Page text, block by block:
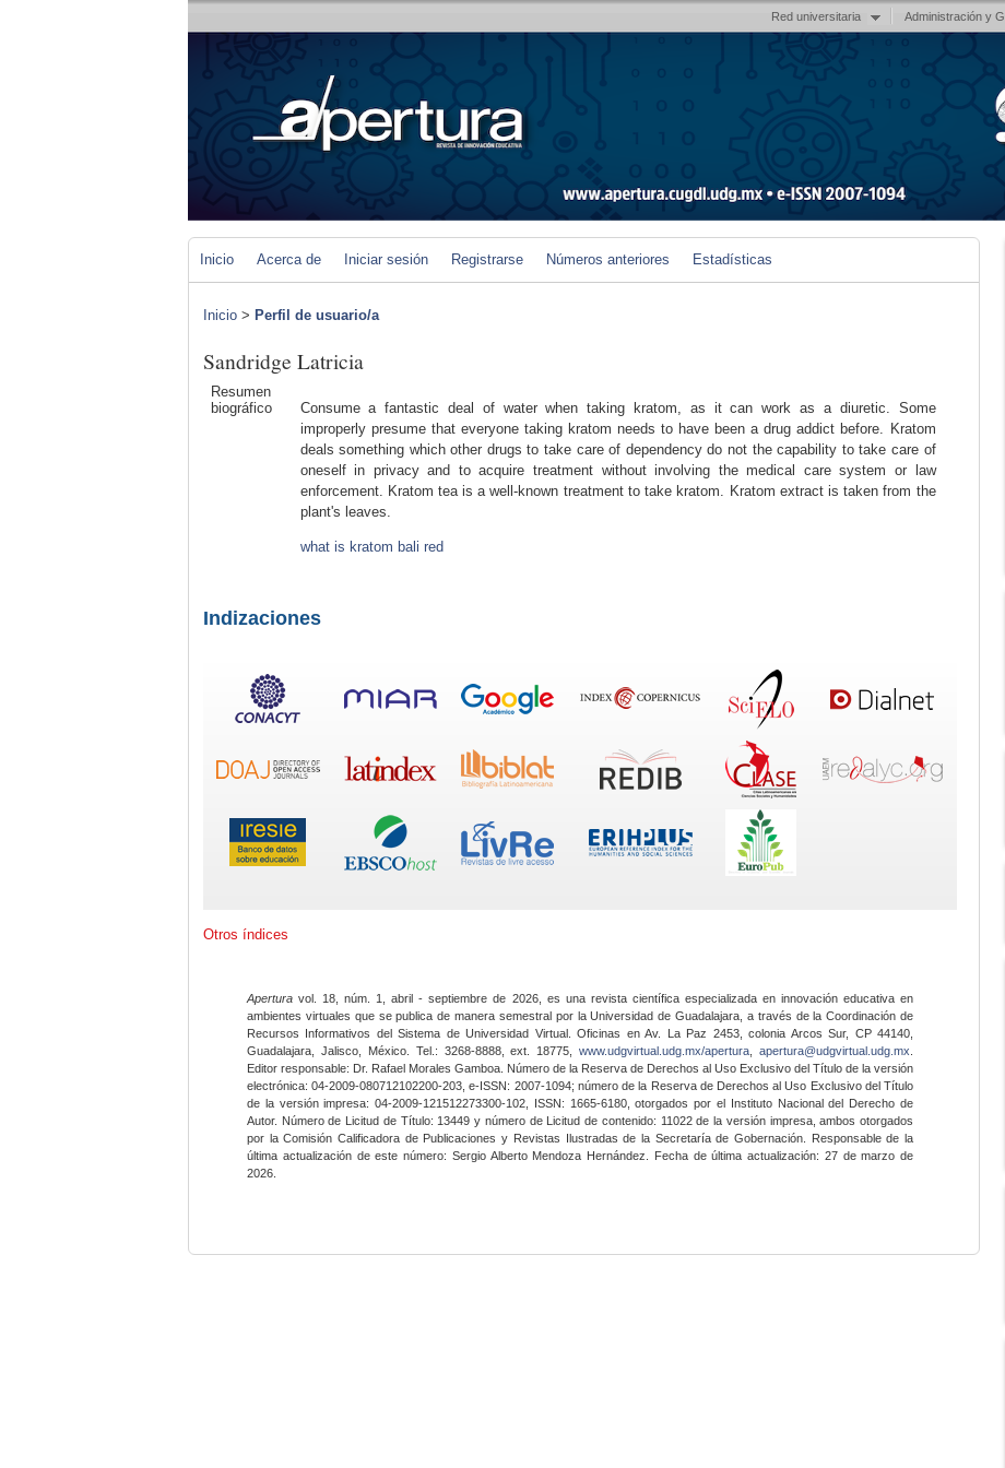
Red universitaria Administración y
Inicio Acerca de Iniciar sesión Registrarse Números anteriores Estadísticas
Inicio > Perfil de usuario/a
Sandridge Latricia
Resumen
biográfico
Consume a fantastic deal of water when taking kratom, as it can work as a diuretic. Some
improperly presume that everyone taking kratom needs to have been a drug addict before. Kratom
deals something which other drugs to take care of dependency do not the capability to take care of
oneself in privacy and to acquire treatment without involving the medical care system or law
enforcement. Kratom tea is a well-known treatment to take kratom. Kratom extract is taken from the
plant's leaves.
what is kratom bali red
Indizaciones
Otros índices
Apertura vol. 18, núm. 1, abril - septiembre de 2026, es una revista científica especializada en innovación educativa en
ambientes virtuales que se publica de manera semestral por la Universidad de Guadalajara, a través de la Coordinación de
Recursos Informativos del Sistema de Universidad Virtual. Oficinas en Av. La Paz 2453, colonia Arcos Sur, CP 44140,
Guadalajara, Jalisco, México. Tel.: 3268-8888, ext. 18775,www.udgvirtual.udg.mx/apertura apertura@udgvirtual.udg.mx
Editor responsable: Dr. Rafael Morales Gamboa. Número de la Reserva de Derechos al Uso Exclusivo del Título de la versión
electrónica: 04-2009-080712102200-203, e-ISSN: 2007-1094; número de la Reserva de Derechos al Uso Exclusivo del Título
de la versión impresa: 04-2009-121512273300-102, ISSN: 1665-6180, otorgados por el Instituto Nacional del Derecho de
Autor. Número de Licitud de Título: 13449 y número de Licitud de contenido: 11022 de la versión impresa, ambos otorgados
por la Comisión Calificadora de Publicaciones y Revistas Ilustradas de la Secretaría de Gobernación. Responsable de la
última actualización de este número: Sergio Alberto Mendoza Hernández. Fecha de última actualización: 27 de marzo de
2026.